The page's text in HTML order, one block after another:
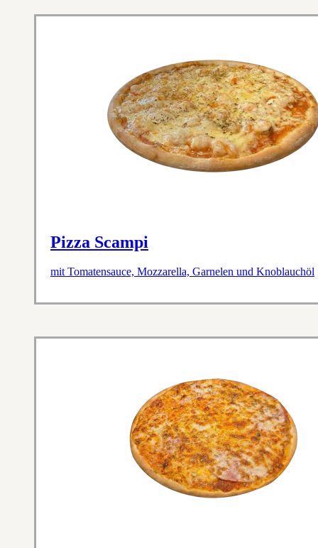
Pizza Scampi
mit Tomatensauce, Mozzarella, Garnelen und Knoblauchöl